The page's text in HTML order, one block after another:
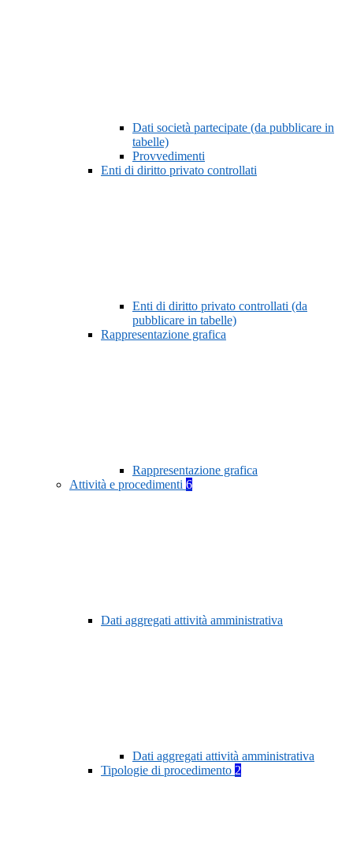
Dati società partecipate (da pubblicare in
tabelle)
Provvedimenti
Enti di diritto privato controllati
Enti di diritto privato controllati (da
pubblicare in tabelle)
Rappresentazione grafica
Rappresentazione grafica
Attività e procedimenti 6
Dati aggregati attività amministrativa
Dati aggregati attività amministrativa
Tipologie di procedimento 2